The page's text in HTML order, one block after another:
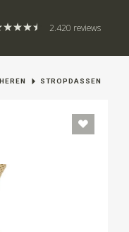
2.420 reviews
HEREN STROPDASSEN